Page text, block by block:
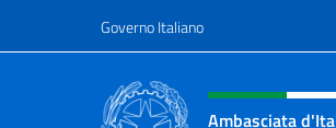
Governo Italiano
Intestazione sito,
Ambasciata